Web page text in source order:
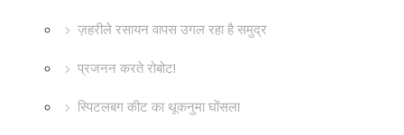
ज़हरीले रसायन वापस उगल रहा है समुद्र
प्रजनन करते रोबोट!
स्पिटलबग कीट का थूकनुमा घोंसला